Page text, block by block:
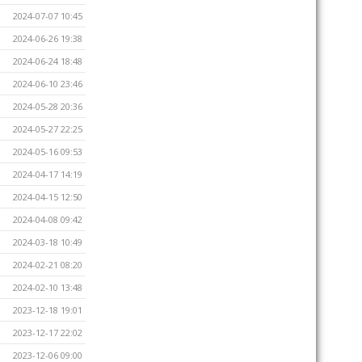
2024-07-07 10:45
2024-06-26 19:38
2024-06-24 18:48
2024-06-10 23:46
2024-05-28 20:36
2024-05-27 22:25
2024-05-16 09:53
2024-04-17 14:19
2024-04-15 12:50
2024-04-08 09:42
2024-03-18 10:49
2024-02-21 08:20
2024-02-10 13:48
2023-12-18 19:01
2023-12-17 22:02
2023-12-06 09:00